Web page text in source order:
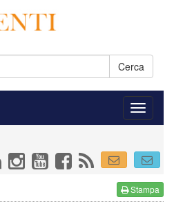
Cerca
Stampa